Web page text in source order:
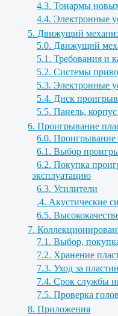
4.3. Тонармы
4.4. Электронные
5. Движущий
5.0. Движущий
5.1. Требования и
5.2. Системы
5.3. Электронные
5.4. Диск
5.5. Панель,
6. Проигрывание
6.0. Проигрывание
6.1. Выбор
6.2. Покупка
эксплуатацию
6.3. Усилители
.4. Акустические
6.5.
7.
7.1. Выбор,
7.2. Хранение
7.3. Уход за
7.4. Срок службы
7.5. Проверка
8. Приложения